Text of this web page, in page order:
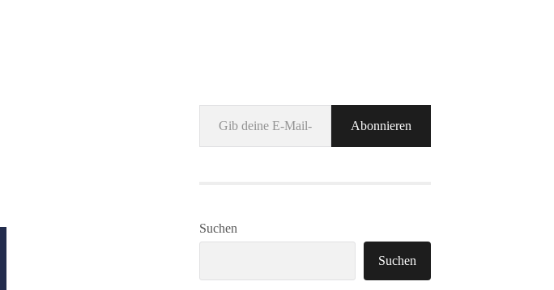
Gib deine E-Mail-Adresse ein ...
Abonnieren
Suchen
Suchen